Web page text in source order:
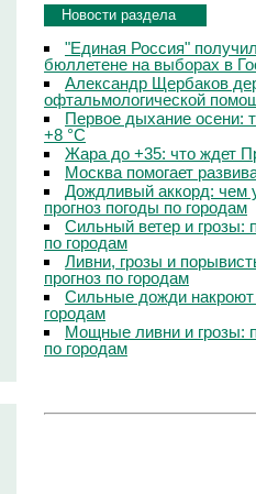
Новости раздела
"Единая Россия"
бюллетене на выборах в
Александр Щербаков
офтальмологической
Первое дыхание осени:
+8 °C
Жара до +35: что ждет
Москва помогает
Дождливый аккорд: чем
прогноз погоды по городам
Сильный ветер и грозы:
по городам
Ливни, грозы и
прогноз по городам
Сильные дожди
городам
Мощные ливни и грозы:
по городам